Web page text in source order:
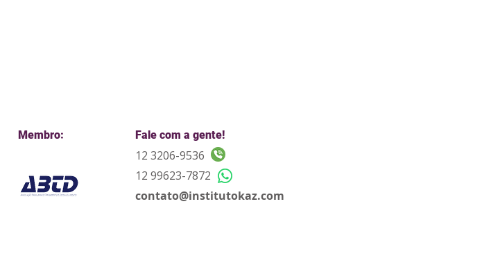
Membro: Fale com a gente!
12 3206-9536
12 99623-7872
contato@institutokaz.com